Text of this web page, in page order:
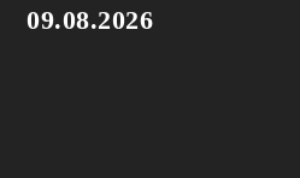
09.08.2026